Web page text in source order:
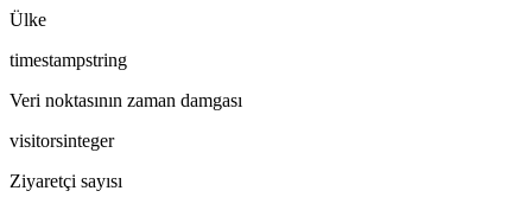
Ülke
timestampstring
Veri noktasının zaman damgası
visitorsinteger
Ziyaretçi sayısı